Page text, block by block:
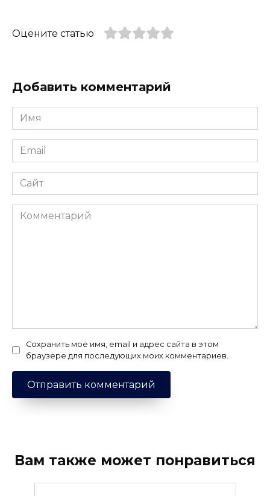
Оцените статью
Добавить комментарий
Имя
*
Email
*
Сайт
Комментарий
Сохранить моё имя, email и адрес сайта в этом
браузере для последующих моих комментариев.
Вам также может понравиться